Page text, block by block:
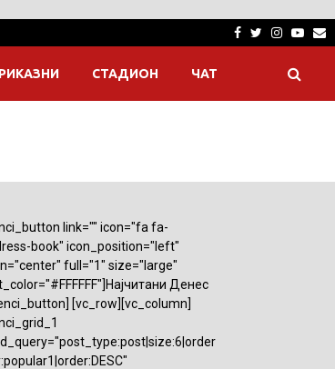
Facebook
Twitter
СТАДИОН ЧАТ
link="" icon="fa fa-
book" icon_position="left"
full="1" size="large"
Денес
[vc_row][vc_column]